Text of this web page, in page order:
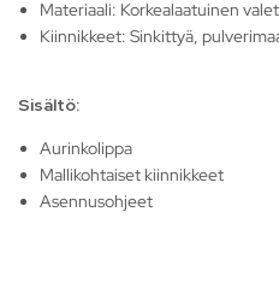
Materiaali: Korkealaatuinen
Kiinnikkeet: Sinkittyä,
Sisältö:
Aurinkolippa
Mallikohtaiset kiinnikkeet
Asennusohjeet